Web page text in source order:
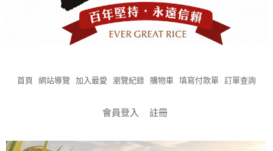
首頁 網站導覽 加入最愛 瀏覽紀錄 購物車 填寫付款單 訂單查詢
會員登入 註冊